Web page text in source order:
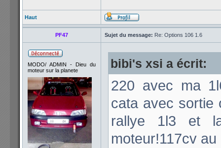
Haut
PF47 Sujet du message: Re: Options 106 1.6
MODO/ ADMIN - Dieu du
moteur sur la planete
bibi's xsi a écrit:
220 avec ma
cata avec sortie
rallye 1l3 et
moteur!117cv